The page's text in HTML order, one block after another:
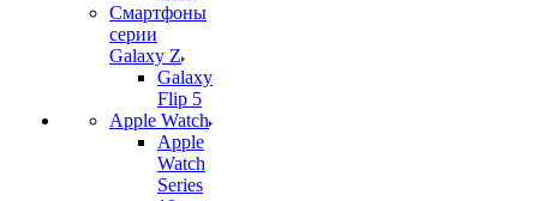
Смартфоны
серии
Galaxy Z
Galaxy
Flip 5
Apple Watch
Apple
Watch
Series